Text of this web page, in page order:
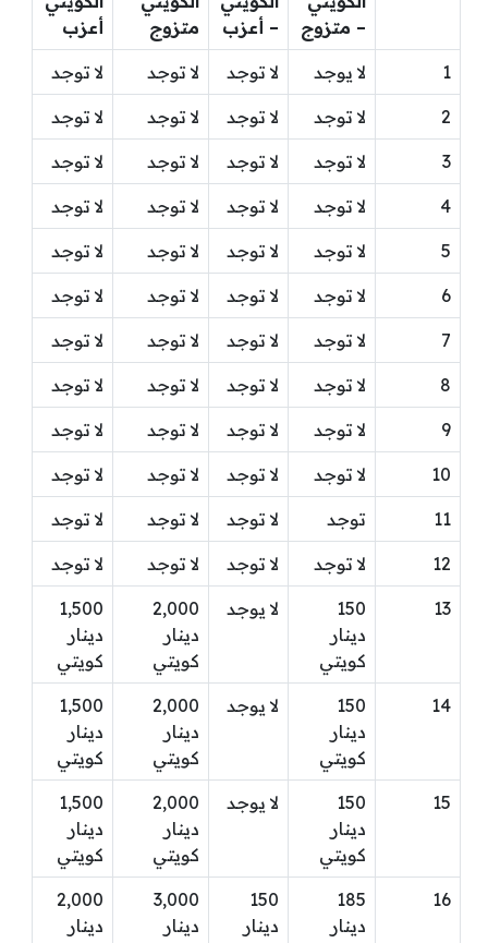
– متزوج
– أعزب
متزوج
أعزب
1 لا يوجد لا توجد لا توجد لا توجد
2 لا توجد لا توجد لا توجد لا توجد
3 لا توجد لا توجد لا توجد لا توجد
4 لا توجد لا توجد لا توجد لا توجد
5 لا توجد لا توجد لا توجد لا توجد
6 لا توجد لا توجد لا توجد لا توجد
7 لا توجد لا توجد لا توجد لا توجد
8 لا توجد لا توجد لا توجد لا توجد
9 لا توجد لا توجد لا توجد لا توجد
10 لا توجد لا توجد لا توجد لا توجد
11 توجد لا توجد لا توجد لا توجد
12 لا توجد لا توجد لا توجد لا توجد
13
150
دينار
كويتي
لا يوجد
2,000
دينار
كويتي
1,500
دينار
كويتي
14
150
دينار
كويتي
لا يوجد
2,000
دينار
كويتي
1,500
دينار
كويتي
15
150
دينار
كويتي
لا يوجد
2,000
دينار
كويتي
1,500
دينار
كويتي
16
185
دينار
150
دينار
3,000
دينار
2,000
دينار